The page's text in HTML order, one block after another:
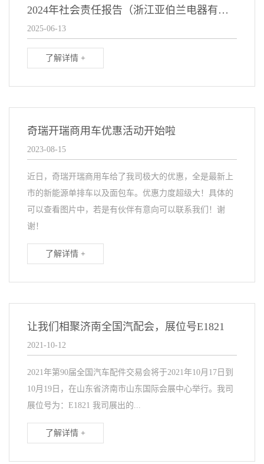
2024年社会责任报告（浙江亚伯兰电器有限公司）
2025-06-13
了解详情 +
奇瑞开瑞商用车优惠活动开始啦
2023-08-15
近日，奇瑞开瑞商用车给了我司极大的优惠，全是最新上
市的新能源单排车以及面包车。优惠力度超级大！具体的
可以查看图片中，若是有伙伴有意向可以联系我们！谢
谢！
了解详情 +
让我们相聚济南全国汽配会，展位号E1821
2021-10-12
2021年第90届全国汽车配件交易会将于2021年10月17日到
10月19日，在山东省济南市山东国际会展中心举行。我司
展位号为：E1821 我司展出的...
了解详情 +